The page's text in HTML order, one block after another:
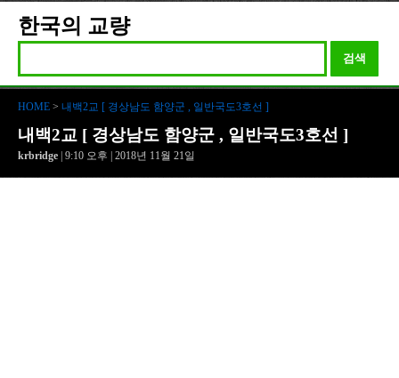
한국의 교량
검색
HOME > 내백2교 [ 경상남도 함양군 , 일반국도3호선 ]
내백2교 [ 경상남도 함양군 , 일반국도3호선 ]
krbridge | 9:10 오후 | 2018년 11월 21일